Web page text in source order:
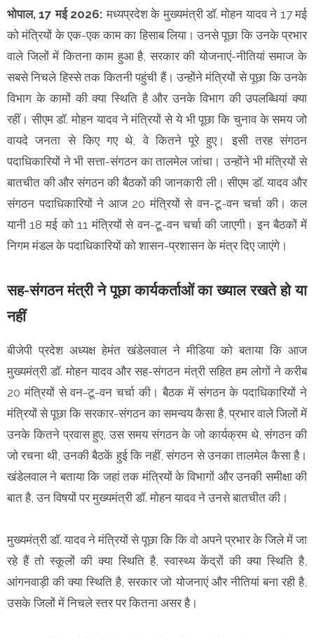
भोपाल, 17 मई 2026:मध्यप्रदेश के मुख्यमंत्री डॉ. मोहन यादव ने 17 मई
को मंत्रियों के एक-एक काम का हिसाब लिया। उनसे पूछा कि उनके प्रभार
वाले जिलों में कितना काम हुआ है, सरकार की योजनाएं-नीतियां समाज के
सबसे निचले हिस्से तक कितनी पहुंची हैं। उन्होंने मंत्रियों से पूछा कि उनके
विभाग के कामों की क्या स्थिति है और उनके विभाग की उपलब्धियां क्या
रहीं। सीएम डॉ. मोहन यादव ने मंत्रियों से ये भी पूछा कि चुनाव के समय जो
वायदे जनता से किए गए थे, वे कितने पूरे हुए। इसी तरह संगठन
पदाधिकारियों ने भी सत्ता-संगठन का तालमेल जांचा। उन्होंने भी मंत्रियों से
बातचीत की और संगठन की बैठकों की जानकारी ली। सीएम डॉ. यादव और
संगठन पदाधिकारियों ने आज 20 मंत्रियों से वन-टू-वन चर्चा की। कल
यानी 18 मई को 11 मंत्रियों से वन-टू-वन चर्चा की जाएगी। इन बैठकों में
निगम मंडल के पदाधिकारियों को शासन-प्रशासन के मंत्र दिए जाएंगे।
सह-संगठन मंत्री ने पूछा कार्यकर्ताओं का ख्याल रखते हो या
नहीं
बीजेपी प्रदेश अध्यक्ष हेमंत खंडेलवाल ने मीडिया को बताया कि आज
मुख्यमंत्री डॉ. मोहन यादव और सह-संगठन मंत्री सहित हम लोगों ने करीब
20 मंत्रियों से वन-टू-वन चर्चा की। बैठक में संगठन के पदाधिकारियों ने
मंत्रियों से पूछा कि सरकार-संगठन का समन्वय कैसा है, प्रभार वाले जिलों में
उनके कितने प्रवास हुए, उस समय संगठन के जो कार्यक्रम थे, संगठन की
जो रचना थी, उनकी बैठकें हुई कि नहीं, संगठन से उनका तालमेल कैसा है।
खंडेलवाल ने बताया कि जहां तक मंत्रियों के विभागों और उनकी समीक्षा की
बात है, उन विषयों पर मुख्यमंत्री डॉ. मोहन यादव ने उनसे बातचीत की।
मुख्यमंत्री डॉ. यादव ने मंत्रियों से पूछा कि कि वो अपने प्रभार के जिले में जा
रहे हैं तो स्कूलों की क्या स्थिति है, स्वास्थ्य केंद्रों की क्या स्थिति है,
आंगनवाड़ी की क्या स्थिति है, सरकार जो योजनाएं और नीतियां बना रही है,
उसके जिलों में निचले स्तर पर कितना असर है।